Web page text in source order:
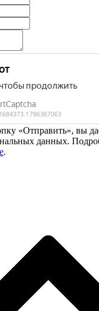
«Отправить», вы
данных.
.